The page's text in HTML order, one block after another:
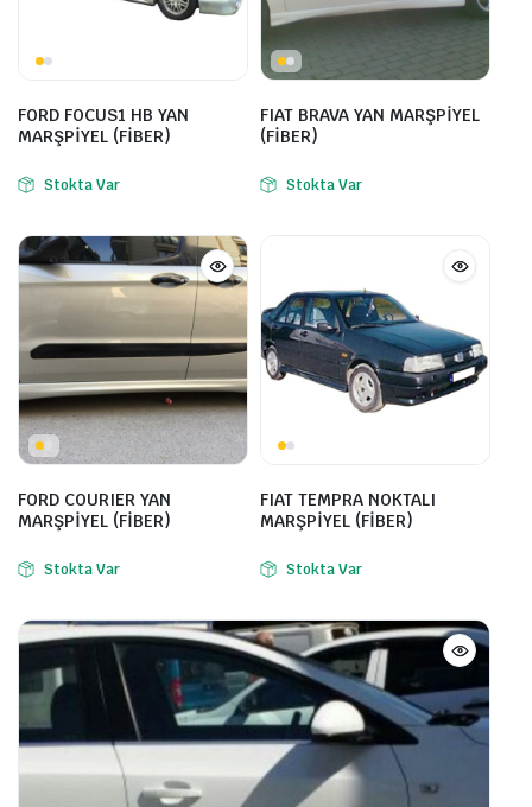
FORD FOCUS1 HB YAN
MARŞPİYEL (FİBER)
Stokta Var
FIAT BRAVA YAN MARŞPİYEL
(FİBER)
Stokta Var
FORD COURIER YAN
MARŞPİYEL (FİBER)
Stokta Var
FIAT TEMPRA NOKTALI
MARŞPİYEL (FİBER)
Stokta Var